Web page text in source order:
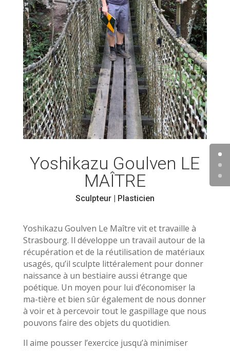
Yoshikazu Goulven LE
MAÎTRE
Sculpteur | Plasticien
Yoshikazu Goulven Le Maître vit et travaille à
Strasbourg. Il développe un travail autour de la
récupération et de la réutilisation de matériaux
usagés, qu’il sculpte littéralement pour donner
naissance à un bestiaire aussi étrange que
poétique. Un moyen pour lui d’économiser la
ma-tière et bien sûr également de nous donner
à voir et à percevoir tout le gaspillage que nous
pouvons faire des objets du quotidien.
Il aime pousser l’exercice jusqu’à minimiser